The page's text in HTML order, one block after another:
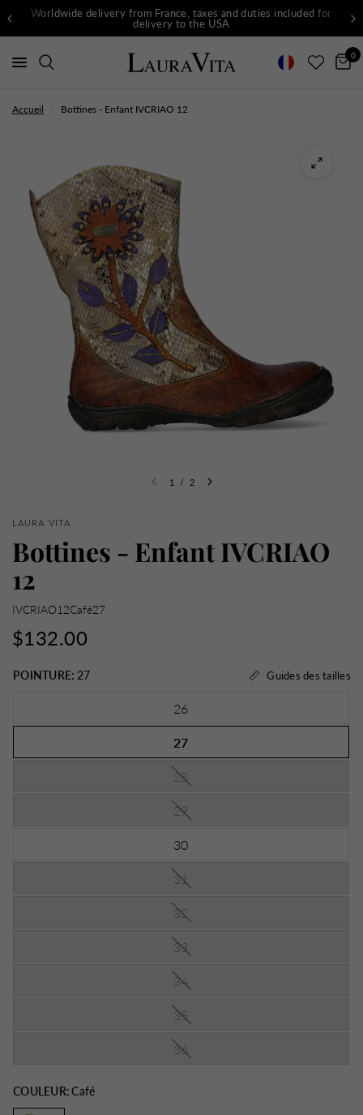
Worldwide delivery from France, taxes and duties included for
delivery to the USA
0
Accueil Bottines - Enfant IVCRIAO 12
1 / 2
LAURA VITA
Bottines - Enfant IVCRIAO
12
IVCRIAO12Café27
$132.00
POINTURE: 27 Guides des tailles
26
27
28
29
30
31
32
33
34
35
36
COULEUR:Café